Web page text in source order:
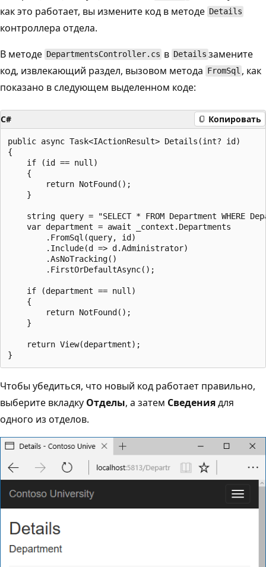
как это работает, вы измените код в методе Details
контроллера отдела.
В методе DepartmentsController.cs в Details замените
код, извлекающий раздел, вызовом метода FromSql , как
показано в следующем выделенном коде:
C# Копировать
public async Task<IActionResult> Details(int? id)
{
    if (id == null)
    {
        return NotFound();
    }
string query = "SELECT * FROM Department WHERE
    var department = await _context.Departments
        .FromSql(query, id)
        .Include(d => d.Administrator)
        .AsNoTracking()
        .FirstOrDefaultAsync();
    if (department == null)
    {
        return NotFound();
    }
    return View(department);
Чтобы убедиться, что новый код работает правильно,
выберите вкладку Отделы, а затем Сведениядля
одного из отделов.